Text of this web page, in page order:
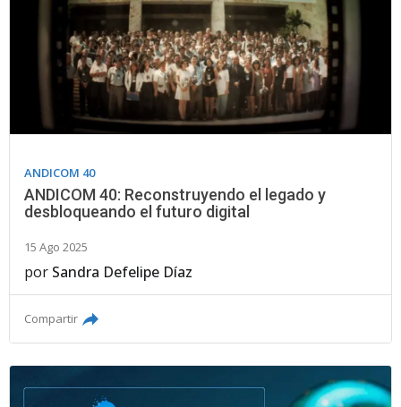
ANDICOM 40
ANDICOM 40: Reconstruyendo el legado y
desbloqueando el futuro digital
15 Ago 2025
por Sandra Defelipe Díaz
Compartir